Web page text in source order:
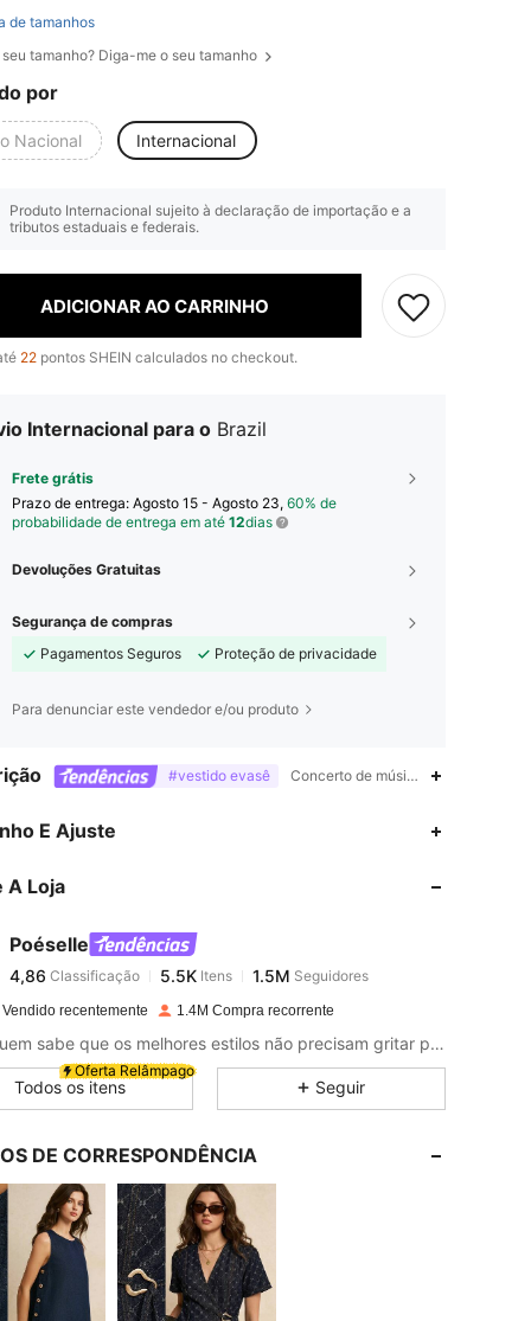
de tamanhos
tamanho? Diga-me o seu tamanho
por
Nacional Internacional
Produto Internacional sujeito à declaração de importação e a
tributos estaduais e federais.
ADICIONAR AO CARRINHO
22 pontos SHEIN calculados no checkout.
Internacional para o Brazil
Frete grátis
Prazo de entrega: Agosto 15 - Agosto 23, 60% de
probabilidade de entrega em até 12dias
Devoluções Gratuitas
Segurança de compras
Pagamentos Seguros
Proteção de privacidade
Para denunciar este vendedor e/ou produto
#vestido evasê Concerto de música
E Ajuste
A Loja
Poéselle
4,86
4,86 Classificação 5.5K
t***spago1 dia atrás
4,86
4,86 5.5K 1.5M
4,86 5.5K 1.5M
recentemente 1.4M Compra recorrente
Para quem sabe que os melhores estilos não precisam gritar para serem ouvidos.
Oferta Relâmpago
Todos os itens Seguir
DE CORRESPONDÊNCIA